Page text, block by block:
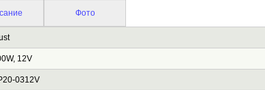
Фото
12V
0312V